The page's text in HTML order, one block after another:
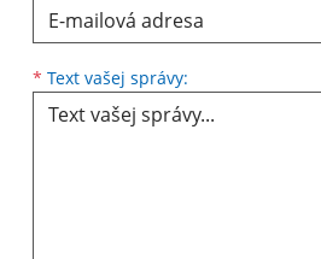
* Text vašej správy: